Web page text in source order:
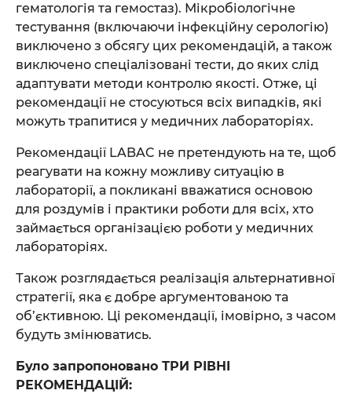
гематологія та гемостаз). Мікробіологічне
тестування (включаючи інфекційну серологію)
виключено з обсягу цих рекомендацій, а також
виключено спеціалізовані тести, до яких слід
адаптувати методи контролю якості. Отже, ці
рекомендації не стосуються всіх випадків, які
можуть трапитися у медичних лабораторіях.
Рекомендації LABAC не претендують на те, щоб
реагувати на кожну можливу ситуацію в
лабораторії, а покликані вважатися основою
для роздумів і практики роботи для всіх, хто
займається організацією роботи у медичних
лабораторіях.
Також розглядається реалізація альтернативної
стратегії, яка є добре аргументованою та
об’єктивною. Ці рекомендації, імовірно, з часом
будуть змінюватись.
Було запропоновано ТРИ РІВНІ
РЕКОМЕНДАЦІЙ: